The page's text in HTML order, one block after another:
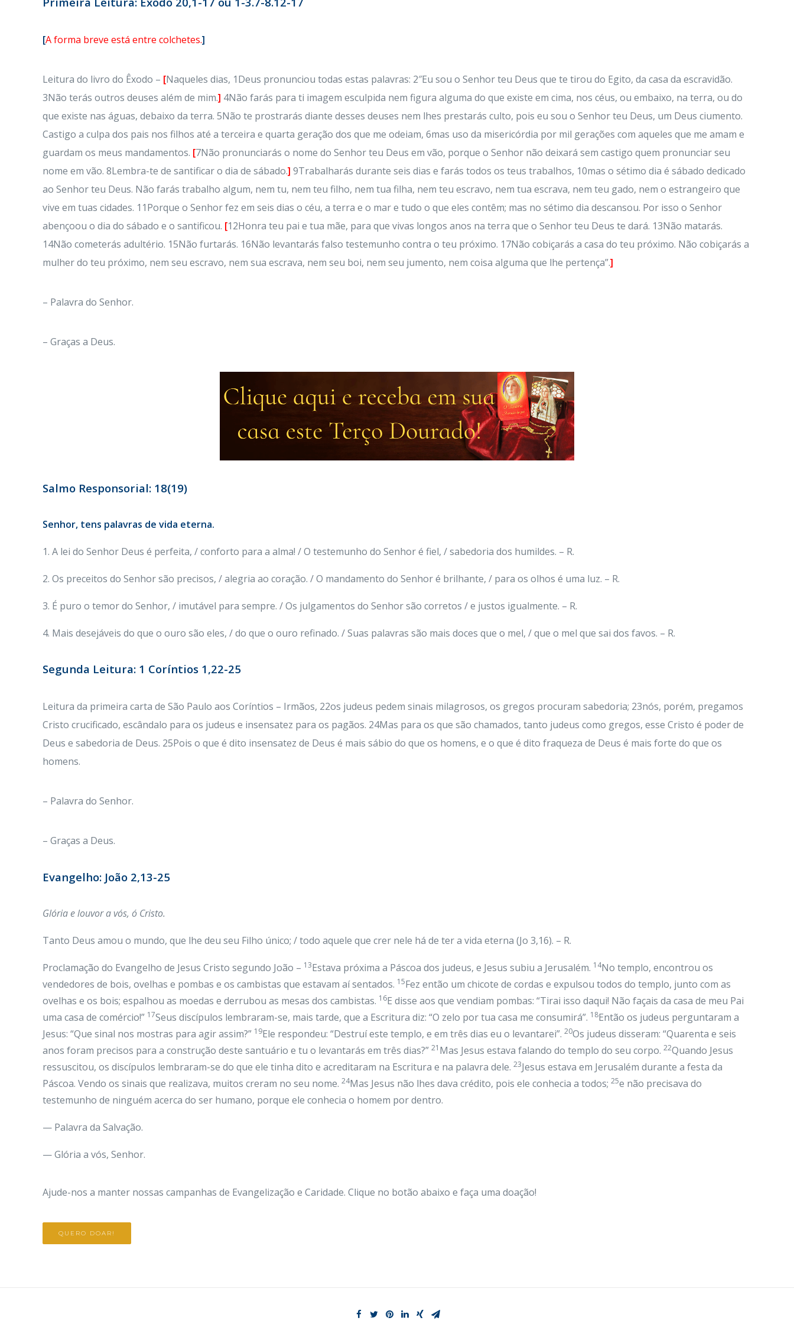
[A forma breve está entre colchetes.]
Leitura do livro do Êxodo – [Naqueles dias, 1Deus pronunciou todas estas palavras: 2″Eu sou o Senhor teu Deus que te tirou do Egito, da casa da escravidão.
3Não terás outros deuses além de mim.] 4Não farás para ti imagem esculpida nem figura alguma do que existe em cima, nos céus, ou embaixo, na terra, ou do
que existe nas águas, debaixo da terra. 5Não te prostrarás diante desses deuses nem lhes prestarás culto, pois eu sou o Senhor teu Deus, um Deus ciumento.
Castigo a culpa dos pais nos filhos até a terceira e quarta geração dos que me odeiam, 6mas uso da misericórdia por mil gerações com aqueles que me amam e
guardam os meus mandamentos. [7Não pronunciarás o nome do Senhor teu Deus em vão, porque o Senhor não deixará sem castigo quem pronunciar seu
nome em vão. 8Lembra-te de santificar o dia de sábado.] 9Trabalharás durante seis dias e farás todos os teus trabalhos, 10mas o sétimo dia é sábado dedicado
ao Senhor teu Deus. Não farás trabalho algum, nem tu, nem teu filho, nem tua filha, nem teu escravo, nem tua escrava, nem teu gado, nem o estrangeiro que
vive em tuas cidades. 11Porque o Senhor fez em seis dias o céu, a terra e o mar e tudo o que eles contêm; mas no sétimo dia descansou. Por isso o Senhor
abençoou o dia do sábado e o santificou. [12Honra teu pai e tua mãe, para que vivas longos anos na terra que o Senhor teu Deus te dará. 13Não matarás.
14Não cometerás adultério. 15Não furtarás. 16Não levantarás falso testemunho contra o teu próximo. 17Não cobiçarás a casa do teu próximo. Não cobiçarás a
mulher do teu próximo, nem seu escravo, nem sua escrava, nem seu boi, nem seu jumento, nem coisa alguma que lhe pertença”.]
– Palavra do Senhor.
– Graças a Deus.
Salmo Responsorial: 18(19)
Senhor, tens palavras de vida eterna.
1. A lei do Senhor Deus é perfeita, / conforto para a alma! / O testemunho do Senhor é fiel, / sabedoria dos humildes. – R.
2. Os preceitos do Senhor são precisos, / alegria ao coração. / O mandamento do Senhor é brilhante, / para os olhos é uma luz. – R.
3. É puro o temor do Senhor, / imutável para sempre. / Os julgamentos do Senhor são corretos / e justos igualmente. – R.
4. Mais desejáveis do que o ouro são eles, / do que o ouro refinado. / Suas palavras são mais doces que o mel, / que o mel que sai dos favos. – R.
Segunda Leitura: 1 Coríntios 1,22-25
Leitura da primeira carta de São Paulo aos Coríntios – Irmãos, 22os judeus pedem sinais milagrosos, os gregos procuram sabedoria; 23nós, porém, pregamos
Cristo crucificado, escândalo para os judeus e insensatez para os pagãos. 24Mas para os que são chamados, tanto judeus como gregos, esse Cristo é poder de
Deus e sabedoria de Deus. 25Pois o que é dito insensatez de Deus é mais sábio do que os homens, e o que é dito fraqueza de Deus é mais forte do que os
homens.
– Palavra do Senhor.
– Graças a Deus.
Evangelho: João 2,13-25
Glóriae louvor a vós, ó Cristo.
Tanto Deus amou o mundo, que lhe deu seu Filho único; / todo aquele que crer nele há de ter a vida eterna (Jo 3,16). – R.
Proclamação do Evangelho de Jesus Cristo segundo João – 13Estava próxima a Páscoa dos judeus, e Jesus subiu a Jerusalém. 14No templo, encontrou os
vendedores de bois, ovelhas e pombas e os cambistas que estavam aí sentados. 15Fez então um chicote de cordas e expulsou todos do templo, junto com as
ovelhas e os bois; espalhou as moedas e derrubou as mesas dos cambistas. 16E disse aos que vendiam pombas: “Tirai isso daqui! Não façais da casa de meu Pai
uma casa de comércio!” 17Seus discípulos lembraram-se, mais tarde, que a Escritura diz: “O zelo por tua casa me consumirá”. 18Então os judeus perguntaram a
Jesus: “Que sinal nos mostras para agir assim?” 19Ele respondeu: “Destruí este templo, e em três dias eu o levantarei”. 20Os judeus disseram: “Quarenta e seis
anos foram precisos para a construção deste santuário e tu o levantarás em três dias?” 21 Mas Jesus estava falando do templo do seu corpo. 22Quando Jesus
ressuscitou, os discípulos lembraram-se do que ele tinha dito e acreditaram na Escritura e na palavra dele. 23Jesus estava em Jerusalém durante a festa da
Páscoa. Vendo os sinais que realizava, muitos creram no seu nome. 24Mas Jesus não lhes dava crédito, pois ele conhecia a todos; 25e não precisava do
testemunho de ninguém acerca do ser humano, porque ele conhecia o homem por dentro.
— Palavra da Salvação.
— Glória a vós, Senhor.
Ajude-nos a manter nossas campanhas de Evangelização e Caridade. Clique no botão abaixo e faça uma doação!
QUERO DOAR!